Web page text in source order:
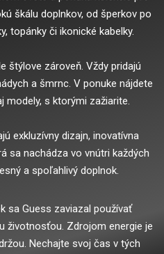
škálu doplnkov, od šperkov po
topánky či ikonické kabelky.
štýlove zároveň. Vždy pridajú
a šmrnc. V ponuke nájdete
modely, s ktorými zažiarite.
exkluzívny dizajn, inovatívna
sa nachádza vo vnútri každých
a spoľahlivý doplnok.
sa Guess zaviazal používať
životnosťou. Zdrojom energie je
Nechajte svoj čas v tých